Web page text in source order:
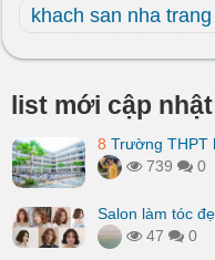
khach san nha trang
list mới cập nhật
8 Trường THPT
739
0
Salon làm tóc
47
0